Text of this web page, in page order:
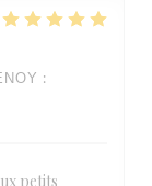
:
petits